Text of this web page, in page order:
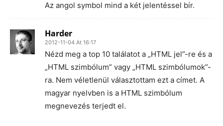
Az angol symbol mind a két jelentéssel bír.
Harder
2012-11-04 At 16:17
Nézd meg a top 10 találatot a „HTML jel”-re és a
„HTML szimbólum” vagy „HTML szimbólumok”-
ra. Nem véletlenül választottam ezt a címet. A
magyar nyelvben is a HTML szimbólum
megnevezés terjedt el.